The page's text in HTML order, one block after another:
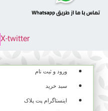
X-twitter
ورود و ثبت نام
سبد خرید
اینستاگرام پت پلاک